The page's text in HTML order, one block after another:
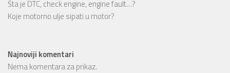
Šta je DTC, check engine, engine fault…?
Koje motorno ulje sipati u motor?
Najnoviji komentari
Nema komentara za prikaz.